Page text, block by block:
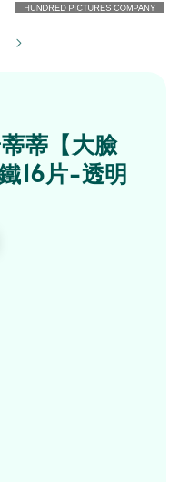
蒂【大臉
16片-透明